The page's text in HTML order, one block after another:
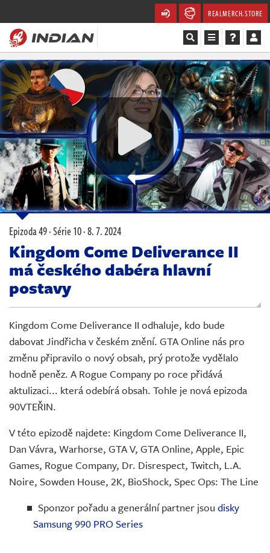
REALMERCH.STORE
Magazín
Recenze
Videa
Soutěže
Databáze
Komunita
Redakce
Živě
Epizoda 49 · Série 10 ·8. 7. 2024
Kingdom Come Deliverance II
má českého dabéra hlavní
postavy
Kingdom Come Deliverance II odhaluje, kdo bude
dabovat Jindřicha v českém znění. GTA Online nás pro
změnu připravilo o nový obsah, prý protože vydělalo
hodně peněz. A Rogue Company po roce přidává
aktulizaci... která odebírá obsah. Tohle je nová epizoda
90VTEŘIN.
V této epizodě najdete: Kingdom Come Deliverance II,
Dan Vávra, Warhorse, GTA V, GTA Online, Apple, Epic
Games, Rogue Company, Dr. Disrespect, Twitch, L.A.
Noire, Sowden House, 2K, BioShock, Spec Ops: The Line
Sponzor pořadu a generální partner jsou disky
Samsung 990 PRO Series